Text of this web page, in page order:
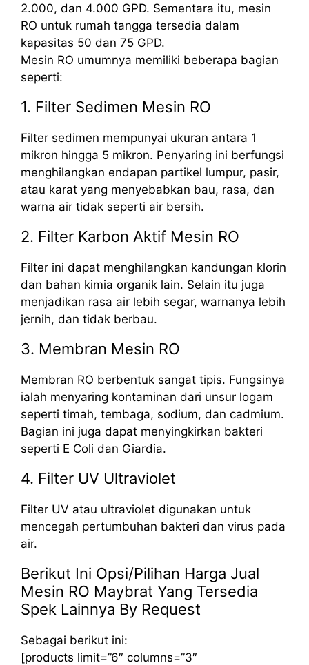
2.000, dan 4.000 GPD. Sementara itu, mesin
RO untuk rumah tangga tersedia dalam
kapasitas 50 dan 75 GPD.
Mesin RO umumnya memiliki beberapa bagian
seperti:
1. Filter Sedimen Mesin RO
Filter sedimen mempunyai ukuran antara 1
mikron hingga 5 mikron. Penyaring ini berfungsi
menghilangkan endapan partikel lumpur, pasir,
atau karat yang menyebabkan bau, rasa, dan
warna air tidak seperti air bersih.
2. Filter Karbon Aktif Mesin RO
Filter ini dapat menghilangkan kandungan klorin
dan bahan kimia organik lain. Selain itu juga
menjadikan rasa air lebih segar, warnanya lebih
jernih, dan tidak berbau.
3. Membran Mesin RO
Membran RO berbentuk sangat tipis. Fungsinya
ialah menyaring kontaminan dari unsur logam
seperti timah, tembaga, sodium, dan cadmium.
Bagian ini juga dapat menyingkirkan bakteri
seperti E Coli dan Giardia.
4. Filter UV Ultraviolet
Filter UV atau ultraviolet digunakan untuk
mencegah pertumbuhan bakteri dan virus pada
air.
Berikut Ini Opsi/Pilihan Harga Jual
Mesin RO Maybrat Yang Tersedia
Spek Lainnya By Request
Sebagai berikut ini:
[products limit=”6″ columns=”3″